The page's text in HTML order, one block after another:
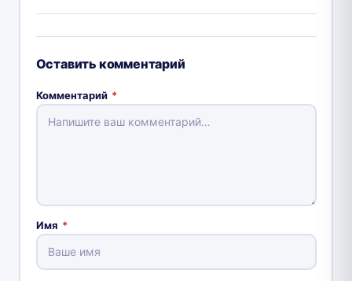
Оставить комментарий
Комментарий *
Имя *